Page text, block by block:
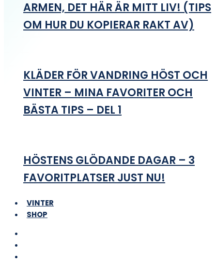
ARMEN, DET HÄR ÄR MITT LIV! (TIPS
OM HUR DU KOPIERAR RAKT AV)
KLÄDER FÖR VANDRING HÖST OCH
VINTER – MINA FAVORITER OCH
BÄSTA TIPS – DEL 1
HÖSTENS GLÖDANDE DAGAR – 3
FAVORITPLATSER JUST NU!
VINTER
SHOP